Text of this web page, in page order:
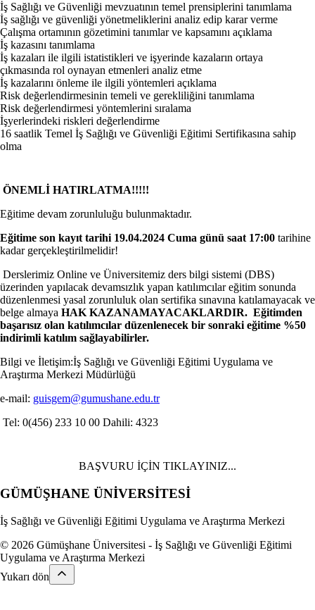
İş Sağlığı ve Güvenliği mevzuatının temel prensiplerini tanımlama
İş sağlığı ve güvenliği yönetmeliklerini analiz edip karar verme
Çalışma ortamının gözetimini tanımlar ve kapsamını açıklama
İş kazasını tanımlama
İş kazaları ile ilgili istatistikleri ve işyerinde kazaların ortaya
çıkmasında rol oynayan etmenleri analiz etme
İş kazalarını önleme ile ilgili yöntemleri açıklama
Risk değerlendirmesinin temeli ve gerekliliğini tanımlama
Risk değerlendirmesi yöntemlerini sıralama
İşyerlerindeki riskleri değerlendirme
16 saatlik Temel İş Sağlığı ve Güvenliği Eğitimi Sertifikasına sahip
olma
ÖNEMLİ HATIRLATMA!!!!!
Eğitime devam zorunluluğu bulunmaktadır.
Eğitime son kayıt tarihi 19.04.2024 Cuma günü saat 17:00 tarihine
kadar gerçekleştirilmelidir!
Derslerimiz Online ve Üniversitemiz ders bilgi sistemi (DBS)
üzerinden yapılacak devamsızlık yapan katılımcılar eğitim sonunda
düzenlenmesi yasal zorunluluk olan sertifika sınavına katılamayacak ve
belge almaya HAK KAZANAMAYACAKLARDIR. Eğitimden
başarısız olan katılımcılar düzenlenecek bir sonraki eğitime %50
indirimli katılım sağlayabilirler.
Bilgi ve İletişim:İş Sağlığı ve Güvenliği Eğitimi Uygulama ve
Araştırma Merkezi Müdürlüğü
e-mail: guisgem@gumushane.edu.tr
Tel: 0(456) 233 10 00 Dahili: 4323
BAŞVURU İÇİN TIKLAYINIZ...
GÜMÜŞHANE ÜNİVERSİTESİ
İş Sağlığı ve Güvenliği Eğitimi Uygulama ve Araştırma Merkezi
© 2026 Gümüşhane Üniversitesi - İş Sağlığı ve Güvenliği Eğitimi
Uygulama ve Araştırma Merkezi
Yukarı dön